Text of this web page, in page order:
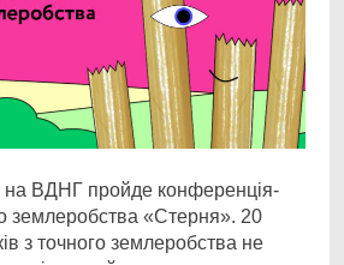
на ВДНГ пройде конференція-
землеробства «Стерня». 20
з точного землеробства не